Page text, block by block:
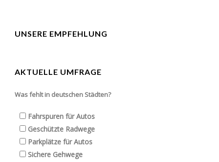
UNSERE EMPFEHLUNG
AKTUELLE UMFRAGE
Was fehlt in deutschen Städten?
Fahrspuren für Autos
Geschützte Radwege
Parkplätze für Autos
Sichere Gehwege